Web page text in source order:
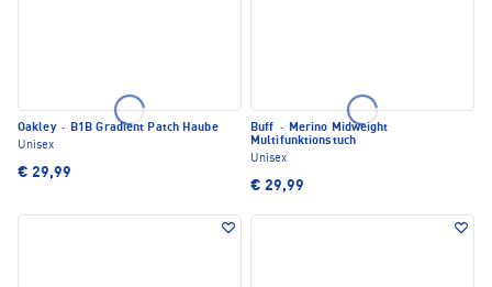
Oakley · B1B Gradient Patch Haube
Unisex
€ 29,99
Buff · Merino Midweight
Multifunktionstuch
Unisex
€ 29,99